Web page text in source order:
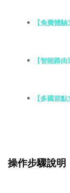
【免費體驗
【智能路由
【多國節點
操作步驟說明